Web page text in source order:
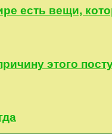
есть вещи,
этого